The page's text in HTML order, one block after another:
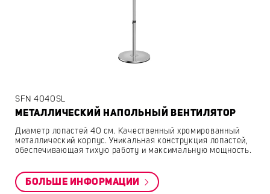
SFN 4040SL
МЕТАЛЛИЧЕСКИЙ НАПОЛЬНЫЙ ВЕНТИЛЯТОР
Диаметр лопастей 40 см. Качественный хромированный
металлический корпус. Уникальная конструкция лопастей,
обеспечивающая тихую работу и максимальную мощность.
БОЛЬШЕ ИНФОРМАЦИИ